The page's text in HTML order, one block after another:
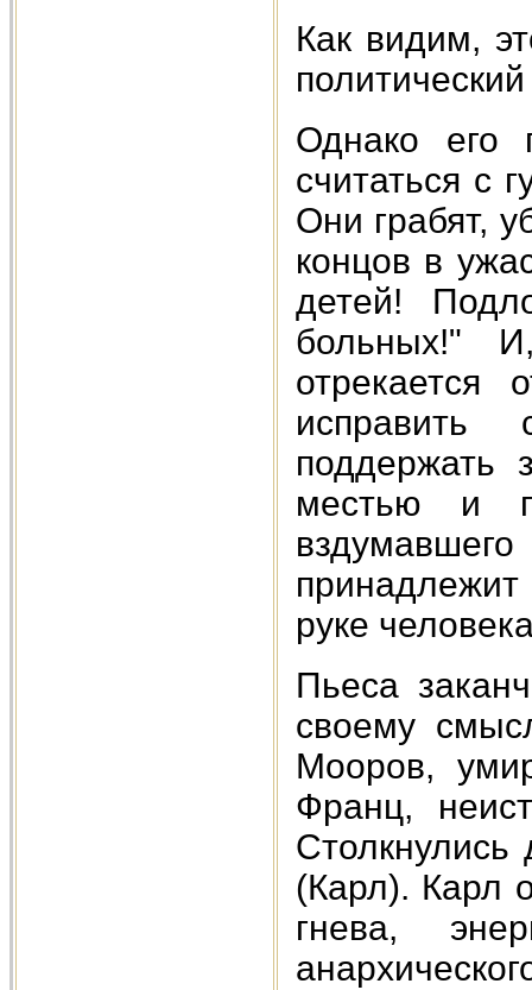
Как видим,
Однако его
считаться с
Они грабят,
концов в
детей!
больных!"
исправить
поддержать
местью и
руке
Пьеса
своему
Мооров,
Франц,
(Карл). Карл
гнева,